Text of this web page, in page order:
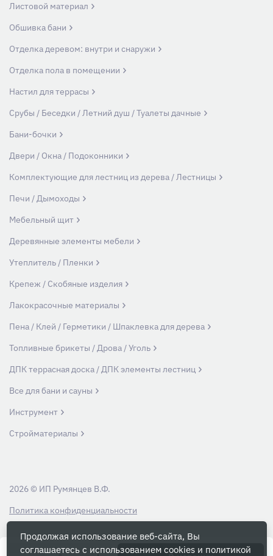
Листовой материал
Обшивка бани
Отделка деревом: внутри и снаружи
Отделка пола в помещении
Настил для террасы
Срубы / Беседки / Летний душ / Туалеты дачные
Бани-бочки
Двери / Окна / Подоконники
Комплектующие для лестниц из дерева / Лестницы
Печи / Дымоходы
Мебельный щит
Деревянные элементы мебели
Утеплитель / Пленки
Крепеж / Скобяные изделия
Лакокрасочные материалы
Пена / Клей / Герметики / Шпаклевка для дерева
Топливные брикеты / Дрова / Уголь
ДПК террасная доска / ДПК элементы лестниц
Все для бани и сауны
Инструмент
Стройматериалы
Вся информация на данном сайте носит ознакомительный характер и ни
Политика конфиденциальности
2026 © ИП Румянцев В.Ф.
Продолжая использование веб-сайта, Вы
соглашаетесь с использованием cookies и политикой